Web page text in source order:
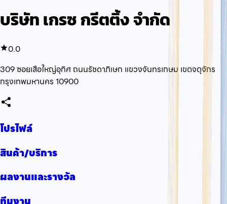
บริษัท เกรซ กรีตติ้ง จำกัด
0.0
309 ซอยเสือใหญ่อุทิศ ถนนรัชดาภิเษก แขวงจันทรเกษม เขตจตุจักร
กรุงเทพมหานคร 10900
โปรไฟล์
สินค้า/บริการ
ผลงานและรางวัล